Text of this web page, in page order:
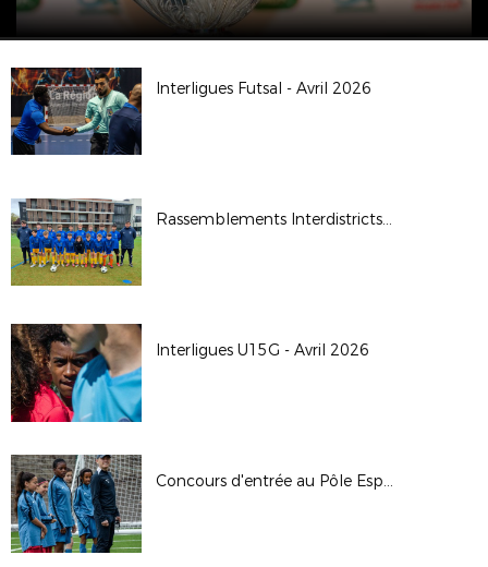
Interligues Futsal - Avril 2026
Rassemblements Interdistricts U14G - Avr. 2026
Interligues U15G - Avril 2026
Concours d'entrée au Pôle Espoirs - 2026